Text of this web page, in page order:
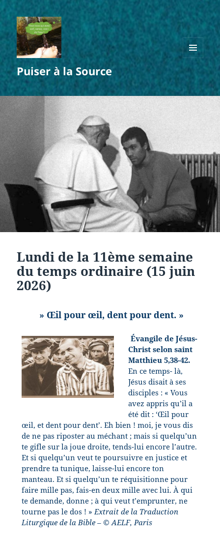
Puiser à la Source
MENU
ET
WIDGETS
Lundi de la 11ème semaine
du temps ordinaire (15 juin
2026)
» Œil pour œil, dent pour dent. »
Évangile de Jésus-
Christ selon saint
Matthieu 5,38-42.
En ce temps- là,
Jésus disait à ses
disciples : « Vous
avez appris qu’il a
été dit : ‘Œil pour
œil, et dent pour dent’. Eh bien ! moi, je vous dis
de ne pas riposter au méchant ; mais si quelqu’un
te gifle sur la joue droite, tends-lui encore l’autre.
Et si quelqu’un veut te poursuivre en justice et
prendre ta tunique, laisse-lui encore ton
manteau. Et si quelqu’un te réquisitionne pour
faire mille pas, fais-en deux mille avec lui. À qui
te demande, donne ; à qui veut t’emprunter, ne
tourne pas le dos ! » Extrait de la Traduction
Liturgique de la Bible – © AELF, Paris